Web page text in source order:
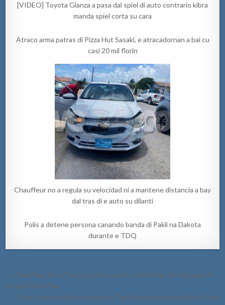
[VIDEO] Toyota Glanza a pasa dal spiel di auto contrario kibra
manda spiel corta su cara
Atraco arma patras di Pizza Hut Sasaki, e atracadornan a bai cu
casi 20 mil florin
Chauffeur no a regula su velocidad ni a mantene distancia a bay
dal tras di e auto su dilanti
Polis a detene persona canando banda di Pakli na Dakota
durante e TDQ
Post
navigation
← Chauffeur di un Toyota Levin a perde control bay dal riba palo di
lus na Piedra Plat
Polis a bay un club nocturno na Tanki Leendert pa sonido di 3 tiro